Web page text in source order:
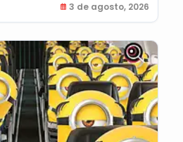
3 de agosto, 2026